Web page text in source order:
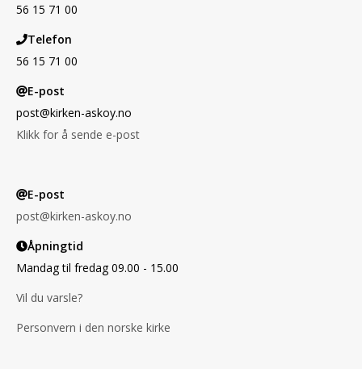
56 15 71 00
Telefon
56 15 71 00
E-post
post@kirken-askoy.no
Klikk for å sende e-post
E-post
post@kirken-askoy.no
Åpningtid
Mandag til fredag 09.00 - 15.00
Vil du varsle?
Personvern i den norske kirke